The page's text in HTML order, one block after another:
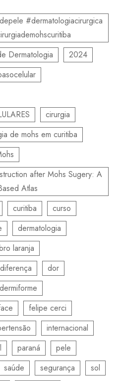
#dermatologiacirurgica
Dermatologia
2024
cirurgia
de mohs em curitiba
after Mohs Sugery: A
Atlas
curitiba
curso
dermatologia
laranja
diferença
dor
felipe cerci
internacional
paraná
pele
saúde segurança
sol